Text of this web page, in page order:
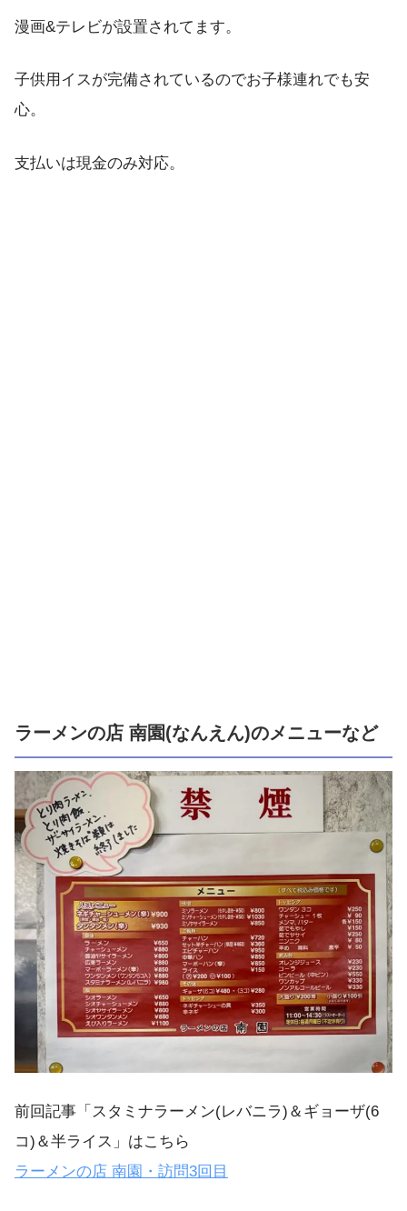
漫画&テレビが設置されてます。
子供用イスが完備されているのでお子様連れでも安
心。
支払いは現金のみ対応。
ラーメンの店 南園(なんえん)のメニューなど
前回記事「スタミナラーメン(レバニラ)＆ギョーザ(6
コ)＆半ライス」はこちら
ラーメンの店 南園・訪問3回目